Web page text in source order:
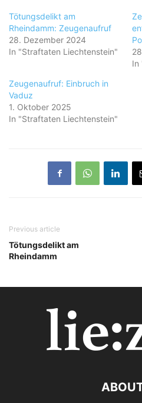
Tötungsdelikt am
Rheindamm: Zeugenaufruf
28. Dezember 2024
In "Straftaten Liechtenstein"
In
Zeugenaufruf: Einbruch in
Vaduz
1. Oktober 2025
In "Straftaten Liechtenstein"
Previous article
Tötungsdelikt am
Rheindamm